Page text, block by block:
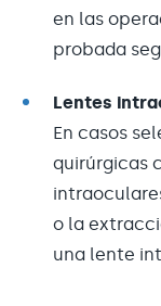
en las
probada
Lentes
En casos
quirúrgicas
o la
una lente